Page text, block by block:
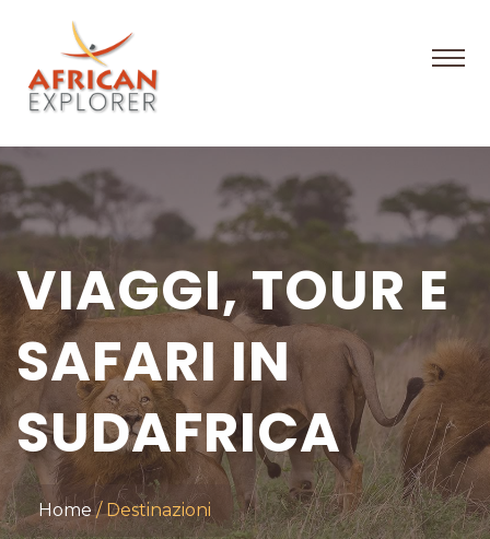
VIAGGI, TOUR E
SAFARI IN
SUDAFRICA
Home Destinazioni